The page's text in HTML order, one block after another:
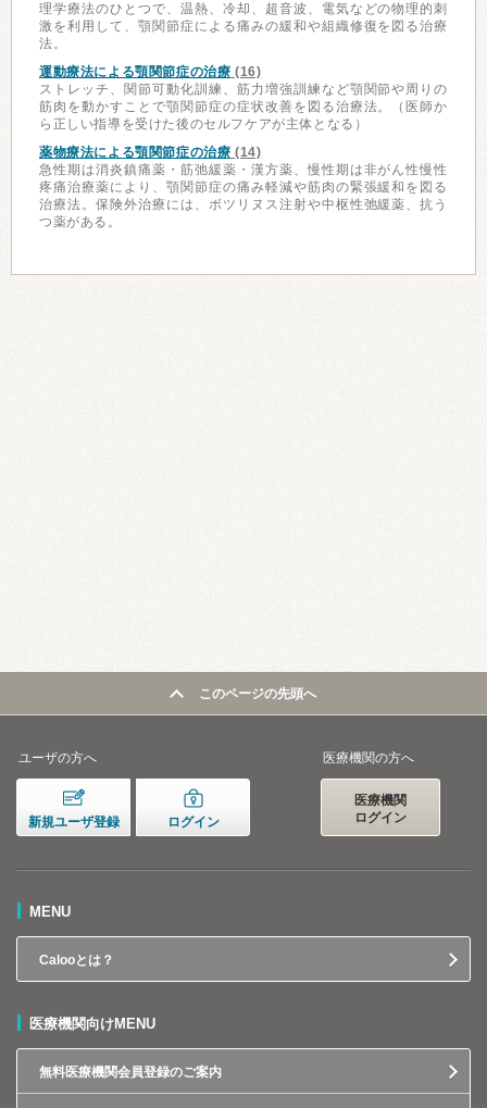
理学療法のひとつで、温熱、冷却、超音波、電気などの物理的刺
激を利用して、顎関節症による痛みの緩和や組織修復を図る治療
法。
運動療法による顎関節症の治療 (16)
ストレッチ、関節可動化訓練、筋力増強訓練など顎関節や周りの
筋肉を動かすことで顎関節症の症状改善を図る治療法。（医師か
ら正しい指導を受けた後のセルフケアが主体となる）
薬物療法による顎関節症の治療 (14)
急性期は消炎鎮痛薬・筋弛緩薬・漢方薬、慢性期は非がん性慢性
疼痛治療薬により、顎関節症の痛み軽減や筋肉の緊張緩和を図る
治療法。保険外治療には、ボツリヌス注射や中枢性弛緩薬、抗う
つ薬がある。
このページの先頭へ
ユーザの方へ
新規ユーザ登録 ログイン
医療機関の方へ
医療機関
ログイン
MENU
Calooとは？
医療機関向けMENU
無料医療機関会員登録のご案内